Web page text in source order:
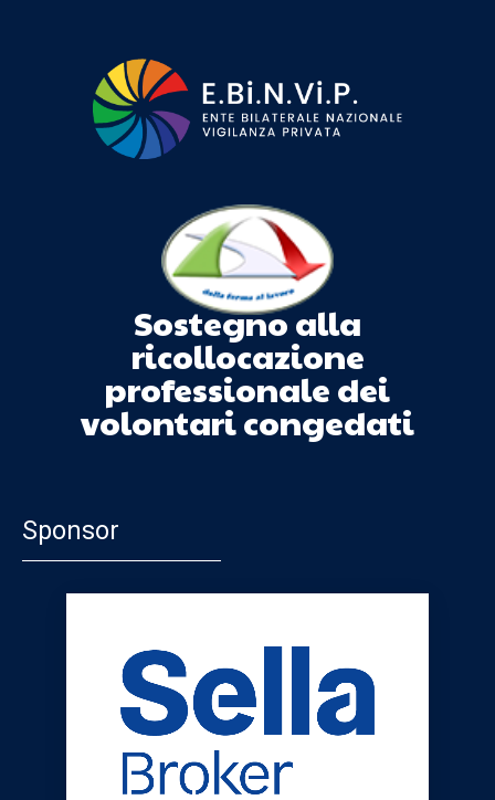
Sostegno alla
ricollocazione
professionale dei
volontari congedati
Sponsor